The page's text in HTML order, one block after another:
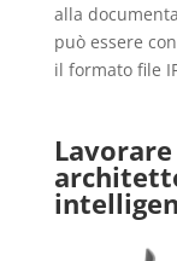
alla
può essere
il formato file